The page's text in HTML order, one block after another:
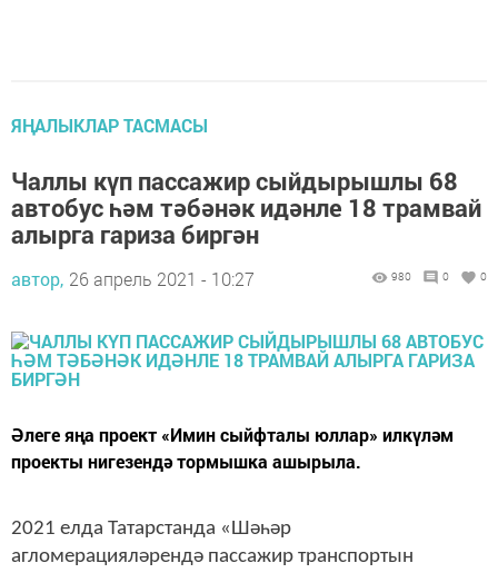
ЯҢАЛЫКЛАР ТАСМАСЫ
Чаллы күп пассажир сыйдырышлы 68
автобус һәм тәбәнәк идәнле 18 трамвай
алырга гариза биргән
автор, 26 апрель 2021 - 10:27 980 0 0
Әлеге яңа проект «Имин сыйфталы юллар» илкүләм
проекты нигезендә тормышка ашырыла.
2021 елда Татарстанда «Шәһәр
агломерацияләрендә пассажир транспортын